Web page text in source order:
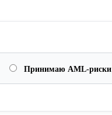
Принимаю AML-риски